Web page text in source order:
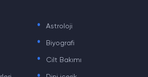
. Astroloji
. Biyografi
. Cilt Bakımı
.